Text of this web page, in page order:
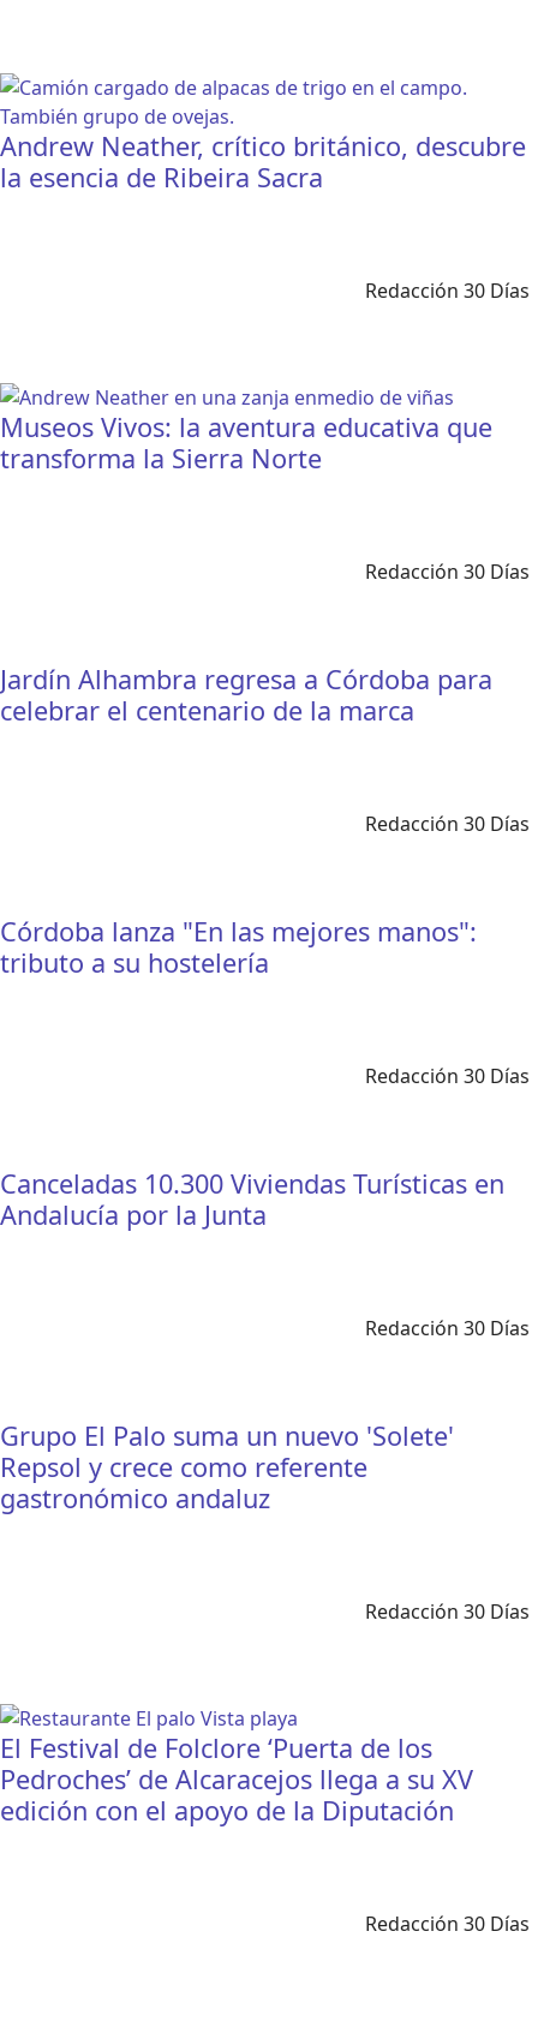
Andrew Neather, crítico británico, descubre
la esencia de Ribeira Sacra
Redacción 30 Días
Museos Vivos: la aventura educativa que
transforma la Sierra Norte
Redacción 30 Días
Jardín Alhambra regresa a Córdoba para
celebrar el centenario de la marca
Redacción 30 Días
Córdoba lanza "En las mejores manos":
tributo a su hostelería
Redacción 30 Días
Canceladas 10.300 Viviendas Turísticas en
Andalucía por la Junta
Redacción 30 Días
Grupo El Palo suma un nuevo 'Solete'
Repsol y crece como referente
gastronómico andaluz
Redacción 30 Días
El Festival de Folclore ‘Puerta de los
Pedroches’ de Alcaracejos llega a su XV
edición con el apoyo de la Diputación
Redacción 30 Días